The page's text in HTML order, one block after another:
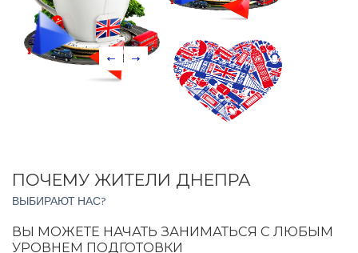
ПОЧЕМУ ЖИТЕЛИ ДНЕПРА
ВЫБИРАЮТ НАС?
ВЫ МОЖЕТЕ НАЧАТЬ ЗАНИМАТЬСЯ С ЛЮБЫМ
УРОВНЕМ ПОДГОТОВКИ